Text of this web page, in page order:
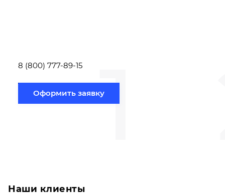
1
8 (800) 777-89-15
Оформить заявку
Наши клиенты